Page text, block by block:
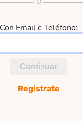
Con Email o Teléfono:
Continuar
Registrate